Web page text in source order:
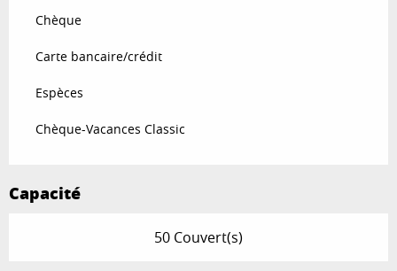
Chèque
Carte bancaire/crédit
Espèces
Chèque-Vacances Classic
Capacité
50 Couvert(s)